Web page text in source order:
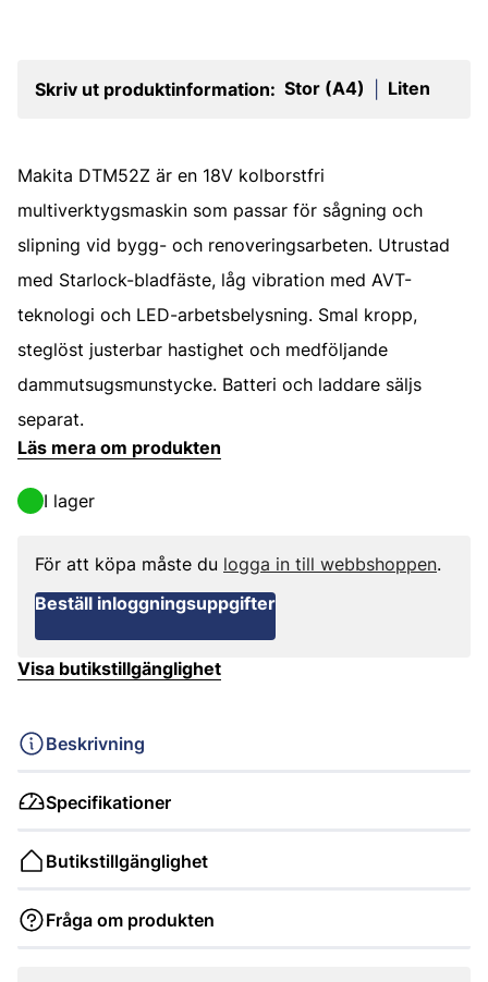
Skriv ut produktinformation: Stor (A4) Liten
Makita DTM52Z är en 18V kolborstfri
multiverktygsmaskin som passar för sågning och
slipning vid bygg- och renoveringsarbeten. Utrustad
med Starlock-bladfäste, låg vibration med AVT-
teknologi och LED-arbetsbelysning. Smal kropp,
steglöst justerbar hastighet och medföljande
dammutsugsmunstycke. Batteri och laddare säljs
separat.
Läs mera om produkten
I lager
För att köpa måste du logga in till webbshoppen.
Beställ inloggningsuppgifter
Visa butikstillgänglighet
Beskrivning
Specifikationer
Butikstillgänglighet
Fråga om produkten